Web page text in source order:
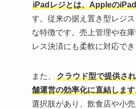
iPadレジとは、Appleの
す。従来の据え置き型レジ
な特徴です。売上管理や在
レス決済にも柔軟に対応でき
また、
クラウド型で提供さ
舗運営の効率化に直結しま
選択肢があり、飲食店や小